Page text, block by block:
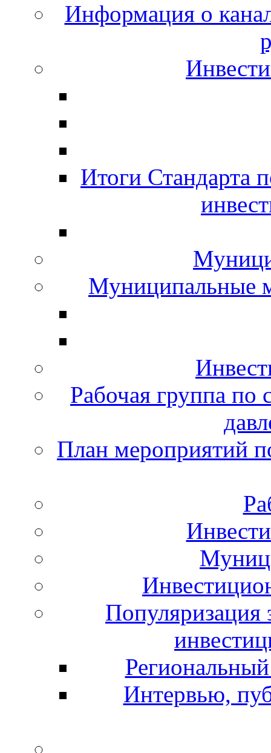
Информация о
Итоги Стандарта
Муниципальные
Рабочая группа по
План мероприятий
Популяризация
Интервью,